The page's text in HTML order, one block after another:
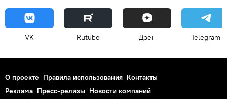
VK Rutube Дзен Telegram
О проекте Правила использования Контакты
Реклама Пресс-релизы Новости компаний